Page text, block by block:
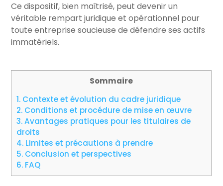
Ce dispositif, bien maîtrisé, peut devenir un
véritable rempart juridique et opérationnel pour
toute entreprise soucieuse de défendre ses actifs
immatériels.
Sommaire
1. Contexte et évolution du cadre juridique
2. Conditions et procédure de mise en œuvre
3.Avantages pratiques pour les titulaires de
droits
4. Limites et précautions à prendre
5. Conclusion et perspectives
6. FAQ